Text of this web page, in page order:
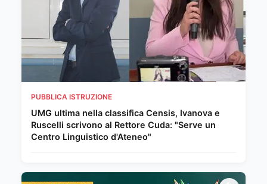
PUBBLICA ISTRUZIONE
UMG ultima nella classifica Censis, Ivanova e
Ruscelli scrivono al Rettore Cuda: "Serve un
Centro Linguistico d'Ateneo"